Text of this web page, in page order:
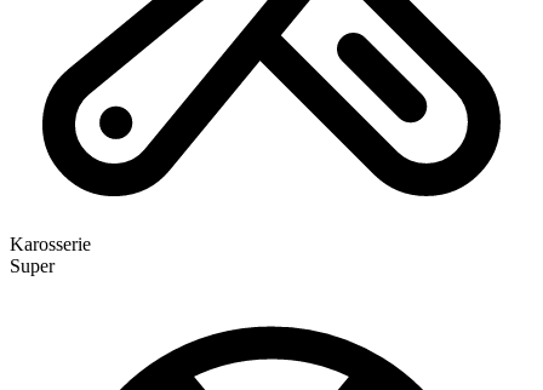
Karosserie
Super